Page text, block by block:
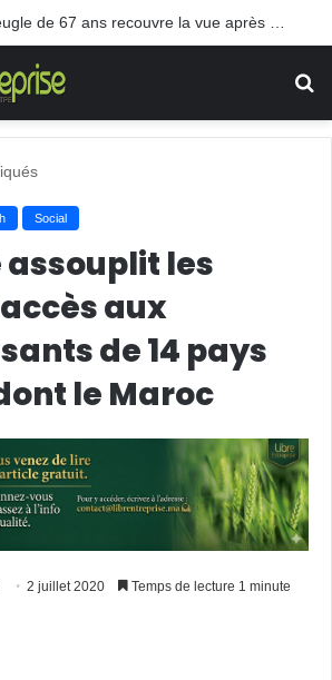
Social
assouplit les
aux
de 14 pays
le Maroc
2 juillet 2020 Temps de lecture 1 minute